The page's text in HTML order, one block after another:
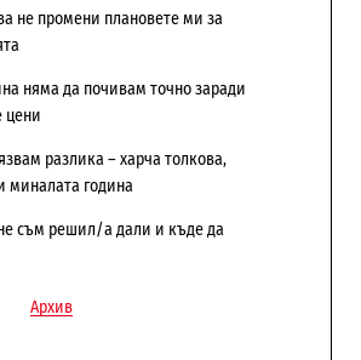
не промени плановете ми за
няма да почивам точно заради
цени
разлика – харча толкова,
миналата година
съм решил/а дали и къде да
Архив